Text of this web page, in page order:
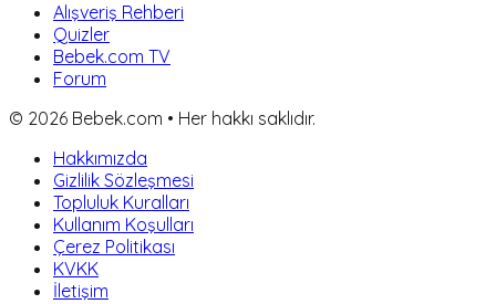
Alışveriş Rehberi
Quizler
Bebek.com TV
Forum
© 2026 Bebek.com • Her hakkı saklıdır.
Hakkımızda
Gizlilik Sözleşmesi
Topluluk Kuralları
Kullanım Koşulları
Çerez Politikası
KVKK
İletişim